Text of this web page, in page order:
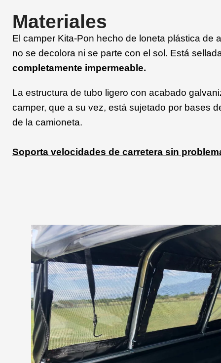
Materiales
El camper Kita-Pon hecho de loneta plástica de
no se decolora ni se parte con el sol. Está
completamente impermeable.
La estructura de tubo ligero con acabado
camper, que a su vez, está sujetado por bases
de la camioneta.
Soporta velocidades de carretera sin